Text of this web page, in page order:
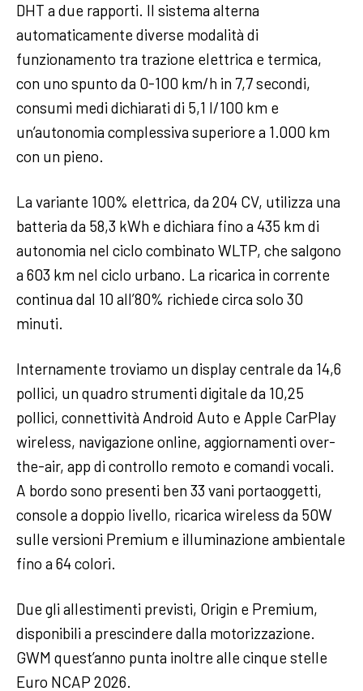
DHT a due rapporti. Il sistema alterna
automaticamente diverse modalità di
funzionamento tra trazione elettrica e termica,
con uno spunto da 0-100 km/h in 7,7 secondi,
consumi medi dichiarati di 5,1 l/100 km e
un’autonomia complessiva superiore a 1.000 km
con un pieno.
La variante 100% elettrica, da 204 CV, utilizza una
batteria da 58,3 kWh e dichiara fino a 435 km di
autonomia nel ciclo combinato WLTP, che salgono
a 603 km nel ciclo urbano. La ricarica in corrente
continua dal 10 all’80% richiede circa solo 30
minuti.
Internamente troviamo un display centrale da 14,6
pollici, un quadro strumenti digitale da 10,25
pollici, connettività Android Auto e Apple CarPlay
wireless, navigazione online, aggiornamenti over-
the-air, app di controllo remoto e comandi vocali.
A bordo sono presenti ben 33 vani portaoggetti,
console a doppio livello, ricarica wireless da 50W
sulle versioni Premium e illuminazione ambientale
fino a 64 colori.
Due gli allestimenti previsti, Origin e Premium,
disponibili a prescindere dalla motorizzazione.
GWM quest’anno punta inoltre alle cinque stelle
Euro NCAP 2026.